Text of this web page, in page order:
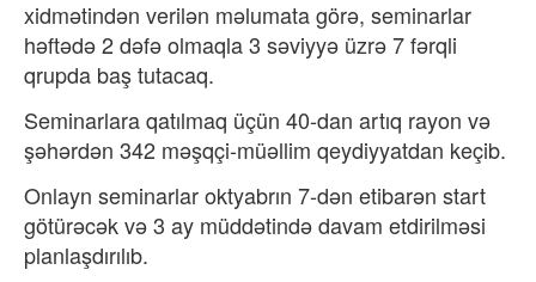
xidmətindən verilən məlumata görə, seminarlar
həftədə 2 dəfə olmaqla 3 səviyyə üzrə 7 fərqli
qrupda baş tutacaq.
Seminarlara qatılmaq üçün 40-dan artıq rayon və
şəhərdən 342 məşqçi-müəllim qeydiyyatdan keçib.
Onlayn seminarlar oktyabrın 7-dən etibarən start
götürəcək və 3 ay müddətində davam etdirilməsi
planlaşdırılıb.